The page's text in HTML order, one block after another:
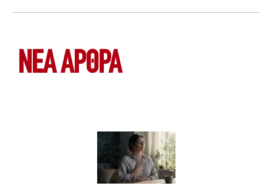
ΝΕΑ ΆΡΘΡΑ